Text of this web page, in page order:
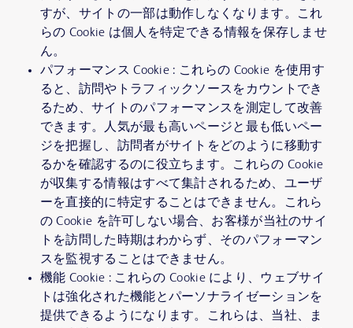
すが、サイトの一部は動作しなくなります。これ
らの Cookie は個人を特定できる情報を保存しませ
ん。
パフォーマンス Cookie : これらの Cookie を使用す
ると、訪問やトラフィックソースをカウントでき
るため、サイトのパフォーマンスを測定して改善
できます。人気が最も高いページと最も低いペー
ジを把握し、訪問者がサイトをどのように移動す
るかを確認するのに役立ちます。これらの Cookie
が収集する情報はすべて集計されるため、ユーザ
ーを直接的に特定することはできません。これら
の Cookie を許可しない場合、お客様が当社のサイ
トを訪問した時期はわからず、そのパフォーマン
スを監視することはできません。
機能 Cookie : これらの Cookie により、ウェブサイ
トは強化された機能とパーソナライゼーションを
提供できるようになります。これらは、当社、ま